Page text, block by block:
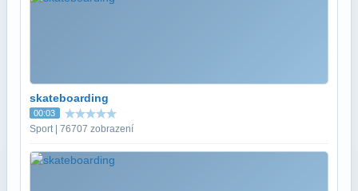
skateboarding
00:03
Sport | 76707 zobrazení